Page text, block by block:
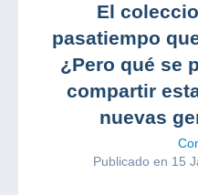
El
pasatiempo
¿Pero qué se
compartir
nuevas
Publicado en 15